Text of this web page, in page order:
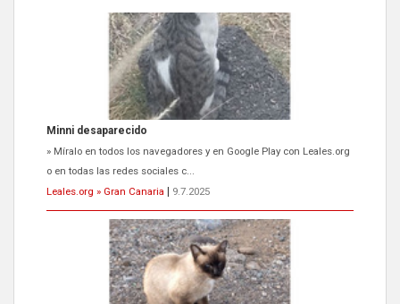
Leales.org » Gran Canaria | 9.7.2025
Siami Perdida
Se llama Siami,es hembra de 4 años,esterilizada con marca de
oreja,cariñosa,mimosa pero miedosa,e...
Leales.org » Gran Canaria | 9.7.2025